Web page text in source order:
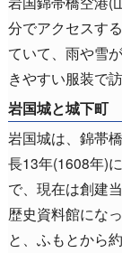
分でアクセスす
ていて、雨や雪
きやすい服装で
岩国城と城下町
岩国城は、錦帯
長13年(1608年)
で、現在は創建
歴史資料館にな
と、ふもとから